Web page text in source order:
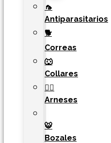
🦟
Antiparasitarios
🐕
Correas
🐺
Collares
🐕‍🦺
Arneses
🐯​
Bozales